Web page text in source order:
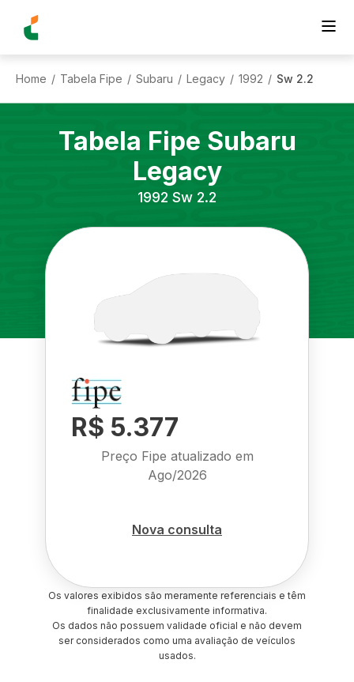
Home / Tabela Fipe / Subaru / Legacy / 1992 / Sw 2.2
Tabela Fipe Subaru
Legacy
1992 Sw 2.2
R$ 5.377
Preço Fipe atualizado em
Ago/2026
Nova consulta
Os valores exibidos são meramente referenciais e têm
finalidade exclusivamente informativa.
Os dados não possuem validade oficial e não devem
ser considerados como uma avaliação de veículos
usados.